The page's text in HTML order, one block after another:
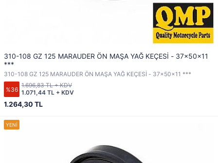
310-108 GZ 125 MARAUDER ÖN MAŞA YAĞ KEÇESİ - 37x50x11
***
310-108 GZ 125 MARAUDER ÖN MAŞA YAĞ KEÇESİ - 37x50x11 ***
%36
1.264,30 TL
1.071,44 TL + KDV
1.696,83 TL + KDV